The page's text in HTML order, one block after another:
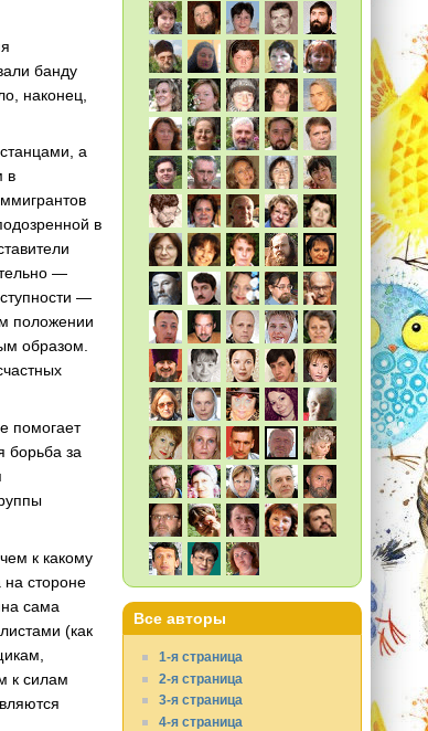
банду
наконец,
а
в
в
—
—
положении
образом.
помогает
борьба за
к какому
на стороне
сама
(как
к силам
Все авторы
1-я страница
2-я страница
3-я страница
4-я страница